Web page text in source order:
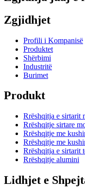
Zgjidhjet
Profili i Kompanisë
Produktet
Shërbimi
Industritë
Burimet
Produkt
Rrëshqitja e sirtarit
Rrëshqitje sirtare
Rrëshqitje me
Rrëshqitje me
Rrëshqitja e sirtarit
Rrëshqitje alumini
Lidhjet e